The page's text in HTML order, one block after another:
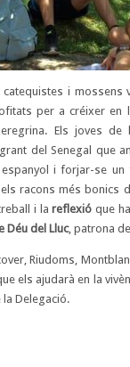
i mossens
per a créixer en
Els joves
del Senegal que
i forjar-se
racons més bonics
i lareflexió que
Déu del Lluc, patrona
Riudoms,
els ajudarà en la
Delegació.